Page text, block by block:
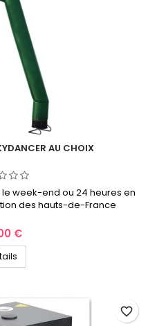
AU CHOIX
le week-end ou 24 heures en
des hauts-de-France
€
favorite_border